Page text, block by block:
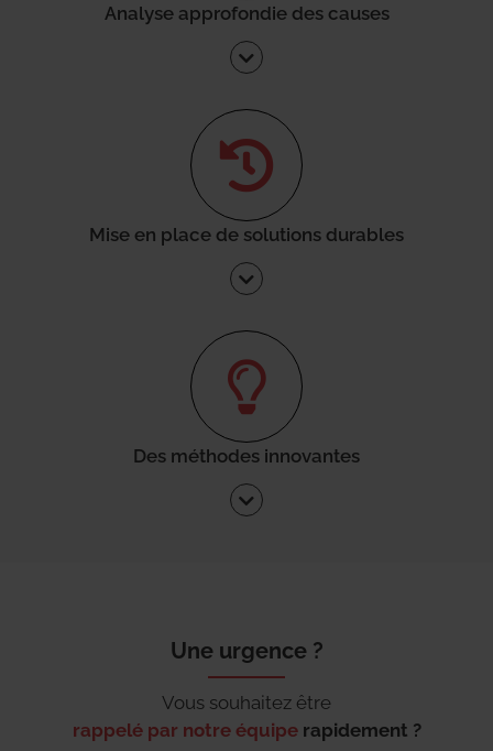
Analyse approfondie des causes
Mise en place de solutions durables
Des méthodes innovantes
Une urgence ?
Vous souhaitez être
rappelé par notre équipe rapidement ?